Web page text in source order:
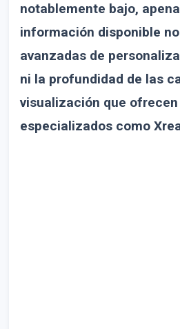
notablemente bajo,
información disponible
avanzadas de
ni la profundidad de las
visualización que
especializados como